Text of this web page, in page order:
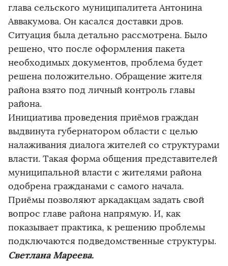
глава сельского муниципалитета Антонина
Аввакумова. Он касался доставки дров.
Ситуация была детально рассмотрена. Было
решено, что после оформления пакета
необходимых документов, проблема будет
решена положительно. Обращение жителя
района взято под личный контроль главы
района.
Инициатива проведения приёмов граждан
выдвинута губернатором области с целью
налаживания диалога жителей со структурами
власти. Такая форма общения представителей
муниципальной власти с жителями района
одобрена гражданами с самого начала.
Приёмы позволяют аркадакцам задать свой
вопрос главе района напрямую. И, как
показывает практика, к решению проблемы
подключаются подведомственные структуры.
Светлана Мареева.